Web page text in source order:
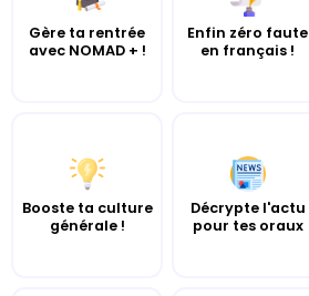
Gère ta rentrée
avec NOMAD + !
Enfin zéro faute
en français !
Booste ta culture
générale !
Décrypte l'actu
pour tes oraux